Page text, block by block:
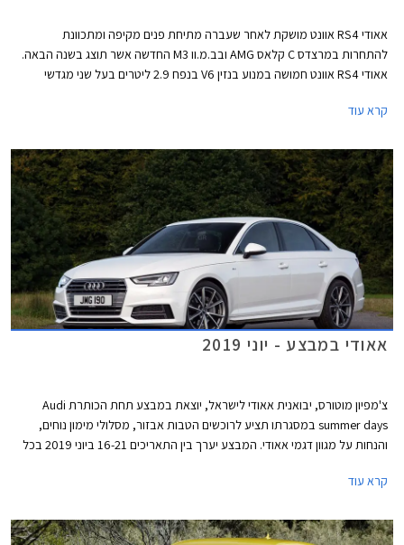
אאודי RS4 אוונט מושקת לאחר שעברה מתיחת פנים מקיפה ומתכוונת
להתחרות במרצדס C קלאס AMG ובב.מ.וו M3 החדשה אשר תוצג בשנה הבאה.
אאודי RS4 אוונט חמושה במנוע בנזין V6 בנפח 2.9 ליטרים בעל שני מגדשי
שניות, והמהירות המרבית מוגבלת ל- 250 קמ"ש או 280 קמ"ש עם חבילת
דינמיק המוסיפה גם דיפרנציאל ספורט אחורי. המנוע שוקל 182 ק"ג בלבד וכולל
בתוך חלל ה- V את צמד מגדשי הטורבו, המייצרים לחץ גדישה של 1.5 באר.
קרא עוד
אאודי במבצע - יוני 2019
צ'מפיון מוטורס, יבואנית אאודי לישראל, יוצאת במבצע תחת הכותרת Audi
summer days במסגרתו תציע לרוכשים הטבות אבזור, מסלולי מימון נוחים,
והנחות על מגוון דגמי אאודי. המבצע יערך בין התאריכים 16-21 ביוני 2019 בכל
קרא עוד